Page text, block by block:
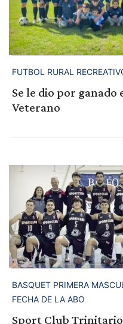
FUTBOL RURAL
Se le dio por
Veterano
BASQUET PRIMERA
FECHA DE LA ABO
Sport Club